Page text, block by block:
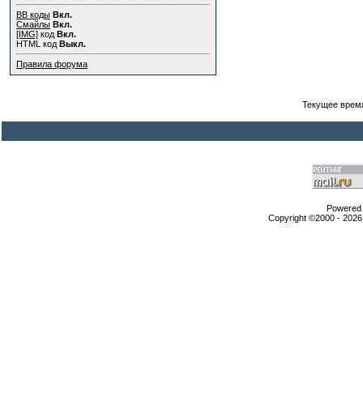
BB коды Вкл.
Смайлы Вкл.
[IMG] код Вкл.
HTML код Выкл.
Правила форума
Текущее
Copyright ©2000 -